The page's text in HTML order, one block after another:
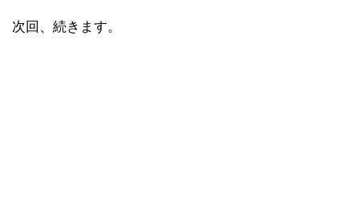
次回、続きます。